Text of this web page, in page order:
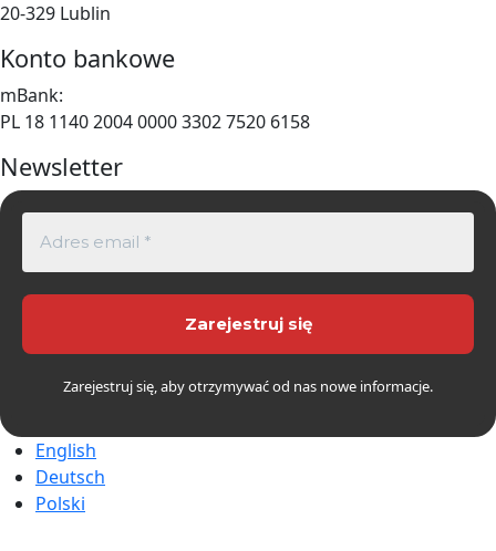
20-329 Lublin
Konto bankowe
mBank:
PL 18 1140 2004 0000 3302 7520 6158
Newsletter
Zarejestruj się, aby otrzymywać od nas nowe informacje.
English
Deutsch
Polski